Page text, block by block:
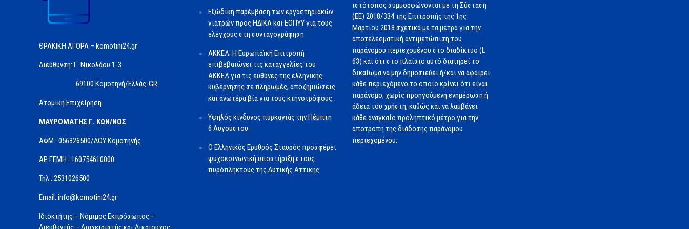
ΘΡΑΚΙΚΗ ΑΓΟΡΑ – komotini24.gr
Διεύθυνση: Γ. Νικολάου 1-3
69100 Κομοτηνή/Ελλάς-GR
Ατομική Επιχείρηση
ΜΑΥΡΟΜΑΤΗΣ Γ. ΚΩΝ/ΝΟΣ
ΑΦΜ : 056326500/ΔOΥ Κομοτηνής
ΑΡ.ΓΕΜΗ : 160754610000
Τηλ.: 2531026500
Email: info@komotini24.gr
Ιδιοκτήτης – Νόμιμος Εκπρόσωπος –
Εξώδικη παρέμβαση των εργαστηριακών
γιατρών προς ΗΔΙΚΑ και ΕΟΠΥΥ για τους
ελέγχους στη συνταγογράφηση
ΑΚΚΕΛ: Η Ευρωπαϊκή Επιτροπή
επιβεβαιώνει τις καταγγελίες του
ΑΚΚΕΛ για τις ευθύνες της ελληνικής
κυβέρνησης σε πληρωμές, αποζημιώσεις
και ανωτέρα βία για τους κτηνοτρόφους.
Υψηλός κίνδυνος πυρκαγιάς την Πέμπτη
6 Αυγούστου
Ο Ελληνικός Ερυθρός Σταυρός προσφέρει
ψυχοκοινωνική υποστήριξη στους
πυρόπληκτους της Δυτικής Αττικής
ιστότοπος συμμορφώνονται με τη Σύσταση
(ΕΕ) 2018/334 της Επιτροπής της 1ης
Μαρτίου 2018 σχετικά με τα μέτρα για την
αποτελεσματική αντιμετώπιση του
παράνομου περιεχομένου στο διαδίκτυο (L
63) και ότι στο πλαίσιο αυτό διατηρεί το
δικαίωμα να μην δημοσιεύει ή/και να αφαιρεί
κάθε περιεχόμενο το οποίο κρίνει ότι είναι
παράνομο, χωρίς προηγούμενη ενημέρωση ή
άδεια του χρήστη, καθώς και να λαμβάνει
κάθε αναγκαίο προληπτικό μέτρο για την
αποτροπή της διάδοσης παράνομου
περιεχομένου.